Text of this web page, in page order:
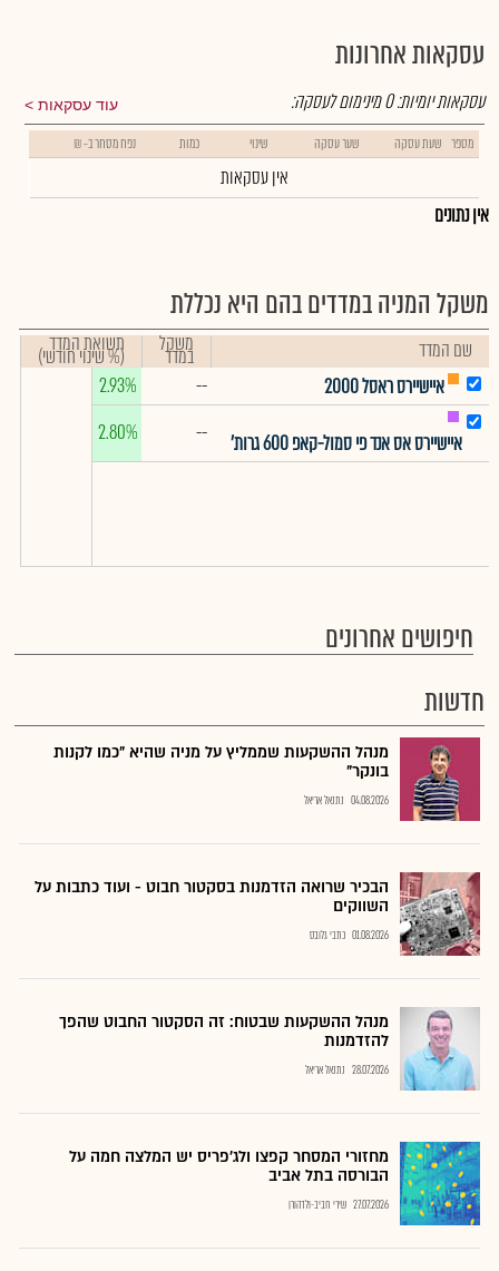
עסקאות אחרונות
עוד עסקאות עסקאות יומיות:0מינימום לעסקה:
מספר שעת עסקה שער עסקה שינוי כמות נפח מסחר ב- ₪
אין עסקאות
אין נתונים
משקל המניה במדדים בהם היא נכללת
שם המדד משקל
במדד תשואת המדד
(% שינוי חודשי)
איישיירס ראסל 2000
--
2.93%
איישיירס אס אנד פי סמול-קאפ 600 גרות' --
2.80%
חיפושים אחרונים
חדשות
מנהל ההשקעות שממליץ על מניה שהיא "כמו לקנות
בונקר"
04.08.2026 נתנאל אריאל
הבכיר שרואה הזדמנות בסקטור חבוט - ועוד כתבות על
השווקים
01.08.2026 כתבי גלובס
מנהל ההשקעות שבטוח: זה הסקטור החבוט שהפך
להזדמנות
28.07.2026 נתנאל אריאל
מחזורי המסחר קפצו ולג'פריס יש המלצה חמה על
הבורסה בתל אביב
27.07.2026 שירי חביב-ולדהורן